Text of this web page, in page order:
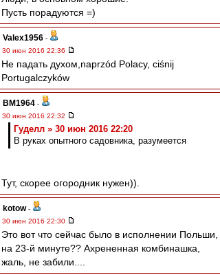
Пусть порадуются =)
Valex1956 -
30 июн 2016 22:36
Не падать духом,naprzód Polacy, ciśnij
Portugalczyków
BM1964 -
30 июн 2016 22:32
Гуделл » 30 июн 2016 22:20
В руках опытного садовника, разумеется
Тут, скорее огородник нужен)).
kotow-
30 июн 2016 22:30
Это вот что сейчас было в исполнении Польши,
на 23-й минуте?? Ахрененная комбинашка,
жаль, не забили....